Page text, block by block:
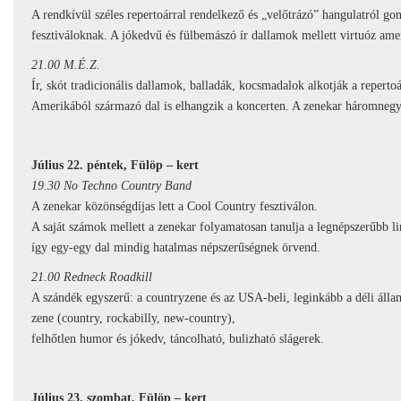
A rendkívül széles repertoárral rendelkező és „velőtrázó” hangulatról
fesztiváloknak. A jókedvű és fülbemászó ír dallamok mellett virtuóz
21.00 M.É.Z.
Ír, skót tradicionális dallamok, balladák, kocsmadalok alkotják a
Amerikából származó dal is elhangzik a koncerten. A zenekar
Július 22. péntek, Fülöp – kert
19.30 No Techno Country Band
A zenekar közönségdíjas lett a Cool Country fesztiválon.
A saját számok mellett a zenekar folyamatosan tanulja a
így egy-egy dal mindig hatalmas népszerűségnek örvend.
21.00 Redneck Roadkill
A szándék egyszerű: a countryzene és az USA-beli, leginkább a déli
zene (country, rockabilly, new-country),
felhőtlen humor és jókedv, táncolható, bulizható slágerek.
Július 23. szombat, Fülöp – kert